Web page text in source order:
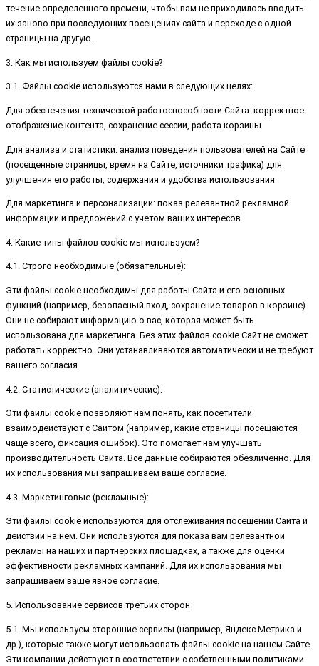
течение определенного времени, чтобы вам не приходилось вводить
их заново при последующих посещениях сайта и переходе с одной
страницы на другую.
3. Как мы используем файлы cookie?
3.1. Файлы cookie используются нами в следующих целях:
Для обеспечения технической работоспособности Сайта: корректное
отображение контента, сохранение сессии, работа корзины
Для анализа и статистики: анализ поведения пользователей на Сайте
(посещенные страницы, время на Сайте, источники трафика) для
улучшения его работы, содержания и удобства использования
Для маркетинга и персонализации: показ релевантной рекламной
информации и предложений с учетом ваших интересов
4. Какие типы файлов cookie мы используем?
4.1. Строго необходимые (обязательные):
Эти файлы cookie необходимы для работы Сайта и его основных
функций (например, безопасный вход, сохранение товаров в корзине).
Они не собирают информацию о вас, которая может быть
использована для маркетинга. Без этих файлов cookie Сайт не сможет
работать корректно. Они устанавливаются автоматически и не требуют
вашего согласия.
4.2. Статистические (аналитические):
Эти файлы cookie позволяют нам понять, как посетители
взаимодействуют с Сайтом (например, какие страницы посещаются
чаще всего, фиксация ошибок). Это помогает нам улучшать
производительность Сайта. Все данные собираются обезличенно. Для
их использования мы запрашиваем ваше согласие.
4.3. Маркетинговые (рекламные):
Эти файлы cookie используются для отслеживания посещений Сайта и
действий на нем. Они используются для показа вам релевантной
рекламы на наших и партнерских площадках, а также для оценки
эффективности рекламных кампаний. Для их использования мы
запрашиваем ваше явное согласие.
5. Использование сервисов третьих сторон
5.1. Мы используем сторонние сервисы (например, Яндекс.Метрика и
др.), которые также могут использовать файлы cookie на нашем Сайте.
Эти компании действуют в соответствии с собственными политиками